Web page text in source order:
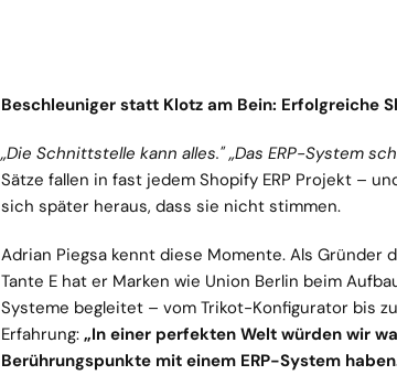
Beschleuniger statt Klotz am Bein: Erfolgreiche
„Die Schnittstelle kann alles." „Das ERP-System
Sätze fallen in fast jedem Shopify ERP Projekt –
sich später heraus, dass sie nicht stimmen.
Adrian Piegsa kennt diese Momente. Als Gründer
Tante E hat er Marken wie Union Berlin beim
Systeme begleitet – vom Trikot-Konfigurator bis
Erfahrung: „In einer perfekten Welt würden wir
Berührungspunkte mit einem ERP-System